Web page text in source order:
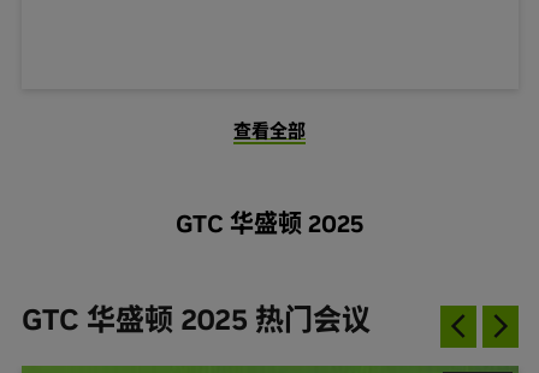
查看全部
GTC 华盛顿 2025
GTC 华盛顿 2025 热门会议